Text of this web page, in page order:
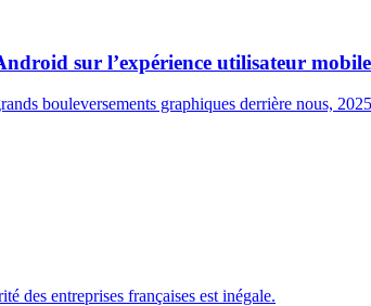
sur l’expérience utilisateur mobile
bouleversements graphiques derrière nous,
des entreprises françaises est inégale.